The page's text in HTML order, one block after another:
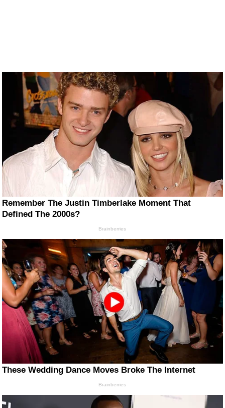
Remember The Justin Timberlake Moment That
Defined The 2000s?
Brainberries
These Wedding Dance Moves Broke The Internet
Brainberries